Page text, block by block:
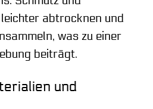
abtrocknen und
was zu einer
beiträgt.
und